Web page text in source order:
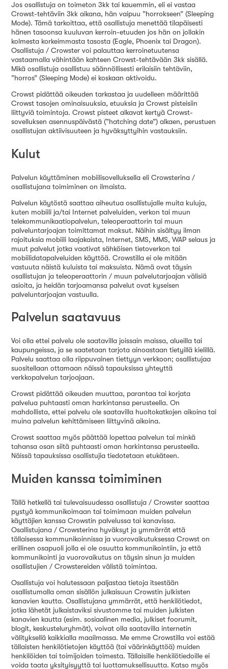
Jos osallistuja on toimeton 3kk tai kauemmin, eli ei vastaa
Crowst-tehtäviin 3kk aikana, hän vaipuu ”horrokseen” (Sleeping
Mode). Tämä tarkoittaa, että osallistuja menettää tilapäisesti
hänen tasoonsa kuuluvan kerroin-etuuden jos hän on jollakin
kolmesta korkeimmasta tasosta (Eagle, Phoenix tai Dragon).
Osallistuja / Crowster voi palauttaa kerroinetuutensa
vastaamalla vähintään kahteen Crowst-tehtävään 3kk sisällä.
Mikä osallistuja osallistuu säännöllisesti erilaisiin tehtäviin,
”horros” (Sleeping Mode) ei koskaan aktivoidu.
Crowst pidättää oikeuden tarkastaa ja uudelleen määrittää
Crowst tasojen ominaisuuksia, etuuksia ja Crowst pisteisiin
liittyviä toimintoja. Crowst pisteet alkavat kertyä Crowst-
sovelluksen asennuspäivästä (”hatching date”) alkaen, perustuen
osallistujan aktiivisuuteen ja hyväksyttyihin vastauksiin.
Kulut
Palvelun käyttäminen mobiilisovelluksella eli Crowsterina /
osallistujana toimiminen on ilmaista.
Palvelun käytöstä saattaa aiheutua osallistujalle muita kuluja,
kuten mobiili ja/tai Internet palveluiden, verkon tai muun
telekommunikaatiopalvelun, teleoperaattorin tai muun
palveluntarjoajan toimittamat maksut. Näihin sisältyy ilman
rajoituksia mobiili laajakaista, Internet, SMS, MMS, WAP selaus ja
muut palvelut jotka vaativat sähköisen tietoverkon tai
mobiilidatapalveluiden käyttöä. Crowstilla ei ole mitään
vastuuta näistä kuluista tai maksuista. Nämä ovat täysin
osallistujan ja teleoperaattorin / muun palvelutarjoajan välisiä
asioita, ja heidän tarjoamansa palvelut ovat kyseisen
palveluntarjoajan vastuulla.
Palvelun saatavuus
Voi olla ettei palvelu ole saatavilla joissain maissa, alueilla tai
kaupungeissa, ja se saatetaan tarjota ainoastaan tietyillä kielillä.
Palvelu saattaa olla riippuvainen tiettyyn verkkoon; osallistujaa
suositellaan ottamaan näissä tapauksissa yhteyttä
verkkopalvelun tarjoajaan.
Crowst pidättää oikeuden muuttaa, parantaa tai korjata
palvelua puhtaasti oman harkintansa perusteella. On
mahdollista, ettei palvelu ole saatavilla huoltokatkojen aikoina tai
muina palvelun kehittämiseen liittyvinä aikoina.
Crowst saattaa myös päättää lopettaa palvelun tai minkä
tahansa osan siitä puhtaasti oman harkintansa perusteella.
Näissä tapauksissa osallistujia tiedotetaan etukäteen.
Muiden kanssa toimiminen
Tällä hetkellä tai tulevaisuudessa osallistuja / Crowster saattaa
pystyä kommunikoimaan tai toimimaan muiden palvelun
käyttäjien kanssa Crowstin palvelussa tai kanavissa.
Osallistujana / Crowsterina hyväksyt ja ymmärrät että
tällaisessa kommunikoinnissa ja vuorovaikutuksessa Crowst on
erillinen osapuoli jolla ei ole osuutta kommunikointiin, ja että
kommunikointi ja vuorovaikutus on täysin sinun ja muiden
osallistujien / Crowstereiden välistä toimintaa.
Osallistuja voi halutessaan paljastaa tietoja itsestään
osallistumalla oman sisällön julkaisuun Crowstin julkisten
kanavien kautta. Osallistujana ymmärrät, että henkilötiedot,
jotka lähetät julkaistaviksi sivustomme tai muiden julkisten
kanavien kautta (esim. sosiaalinen media, julkiset foorumit,
blogit, keskusteluryhmät), voivat olla saatavilla internetin
välityksellä kaikkialla maailmassa. Me emme Crowstilla voi estää
tällaisten henkilötietojen käyttöä (tai väärinkäyttöä) muiden
henkilöiden tai toimijoiden toimesta. Tällaisille henkilötiedoille ei
voida taata yksityisyyttä tai luottamuksellisuutta. Katso myös